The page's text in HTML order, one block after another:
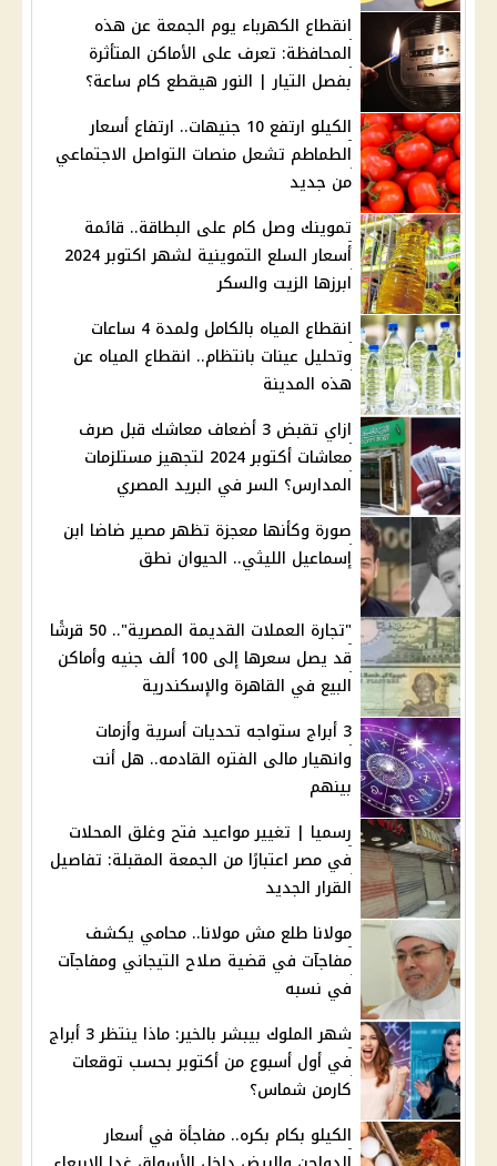
انقطاع الكهرباء يوم الجمعة عن هذه
المحافظة: تعرف على الأماكن المتأثرة
بفصل التيار | النور هيقطع كام ساعة؟
الكيلو ارتفع 10 جنيهات.. ارتفاع أسعار
الطماطم تشعل منصات التواصل الاجتماعي
من جديد
تموينك وصل كام على البطاقة.. قائمة
أسعار السلع التموينية لشهر اكتوبر 2024
ابرزها الزيت والسكر
انقطاع المياه بالكامل ولمدة 4 ساعات
وتحليل عينات بانتظام.. انقطاع المياه عن
هذه المدينة
ازاي تقبض 3 أضعاف معاشك قبل صرف
معاشات أكتوبر 2024 لتجهيز مستلزمات
المدارس؟ السر في البريد المصري
صورة وكأنها معجزة تظهر مصير ضاضا ابن
إسماعيل الليثي.. الحيوان نطق
"تجارة العملات القديمة المصرية".. 50 قرشًا
قد يصل سعرها إلى 100 ألف جنيه وأماكن
البيع في القاهرة والإسكندرية
3 أبراج ستواجه تحديات أسرية وأزمات
وانهيار مالى الفتره القادمه.. هل أنت
بينهم
رسميا | تغيير مواعيد فتح وغلق المحلات
في مصر اعتبارًا من الجمعة المقبلة: تفاصيل
القرار الجديد
مولانا طلع مش مولانا.. محامي يكشف
مفاجآت في قضية صلاح التيجاني ومفاجآت
في نسبه
شهر الملوك بيبشر بالخير: ماذا ينتظر 3 أبراج
في أول أسبوع من أكتوبر بحسب توقعات
كارمن شماس؟
الكيلو بكام بكره.. مفاجأة في أسعار